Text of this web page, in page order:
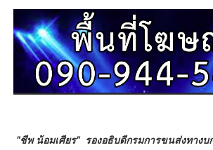
"ชีพ น้อมเศียร" รองอธิบดีกรมการขนส่งทางบ